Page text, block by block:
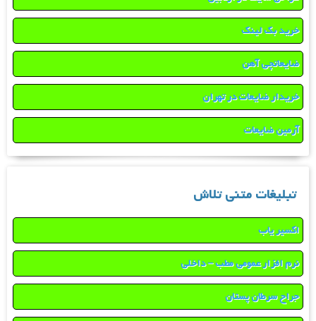
خرید بک لینک
ضایعاتچی آهن
خریدار ضایعات در تهران
آرمین ضایعات
تبلیغات متنی تلاش
اکسیر یاب
نرم افزار عمومی مطب – داخلی
جراح سرطان پستان